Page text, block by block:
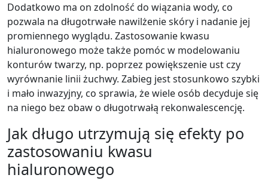
Dodatkowo ma on zdolność do wiązania wody, co
pozwala na długotrwałe nawilżenie skóry i nadanie jej
promiennego wyglądu. Zastosowanie kwasu
hialuronowego może także pomóc w modelowaniu
konturów twarzy, np. poprzez powiększenie ust czy
wyrównanie linii żuchwy. Zabieg jest stosunkowo szybki
i mało inwazyjny, co sprawia, że wiele osób decyduje się
na niego bez obaw o długotrwałą rekonwalescencję.
Jak długo utrzymują się efekty po
zastosowaniu kwasu
hialuronowego